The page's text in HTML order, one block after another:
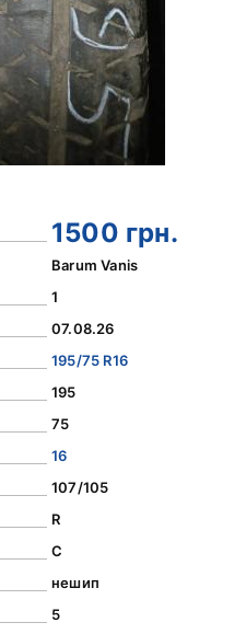
1500 грн.
Barum Vanis
1
07.08.26
195/75 R16
195
75
16
107/105
R
C
нешип
5